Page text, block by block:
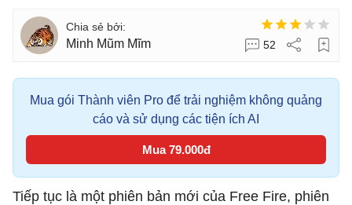
Minh Mũm Mĩm 52
Mua gói Thành viên Pro để trải nghiệm không quảng
cáo và sử dụng các tiện ích AI
Mua 79.000đ
Tiếp tục là một phiên bản mới của Free Fire, phiên